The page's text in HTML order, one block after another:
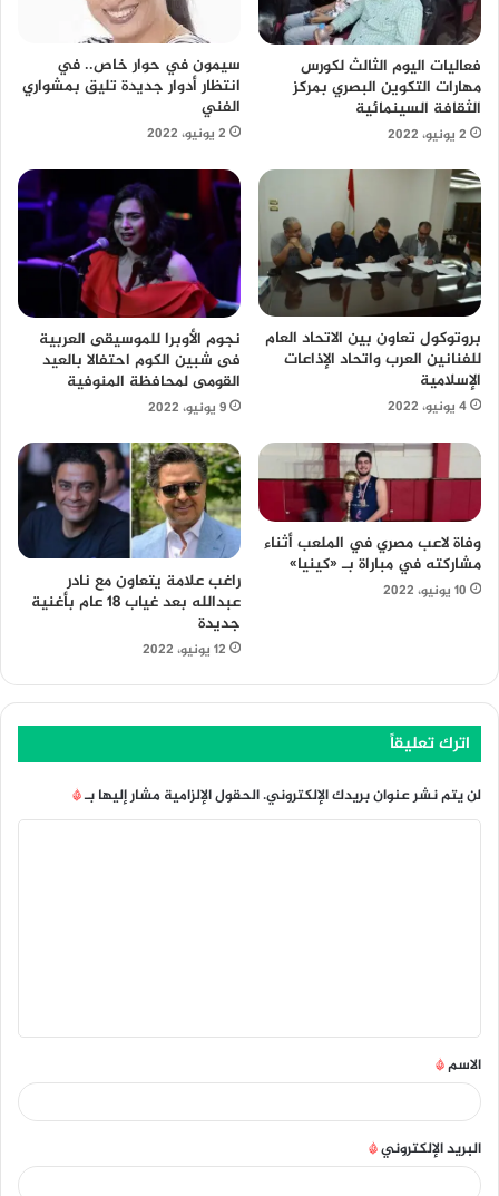
فعاليات اليوم الثالث لكورس
مهارات التكوين البصري بمركز
الثقافة السينمائية
2 يونيو، 2022
سيمون في حوار خاص.. في
انتظار أدوار جديدة تليق بمشواري
الفني
2 يونيو، 2022
بروتوكول تعاون بين الاتحاد العام
للفنانين العرب واتحاد الإذاعات
الإسلامية
4 يونيو، 2022
نجوم الأوبرا للموسيقى العربية
فى شبين الكوم احتفالا بالعيد
القومى لمحافظة المنوفية
9 يونيو، 2022
وفاة لاعب مصري في الملعب أثناء
مشاركته في مباراة بـ «كينيا»
10 يونيو، 2022
راغب علامة يتعاون مع نادر
عبدالله بعد غياب 18 عام بأغنية
جديدة
12 يونيو، 2022
اترك تعليقاً
لن يتم نشر عنوان بريدك الإلكتروني.الحقول الإلزامية مشار إليها بـ*
ق
*
الاسم*
البريد الإلكتروني*